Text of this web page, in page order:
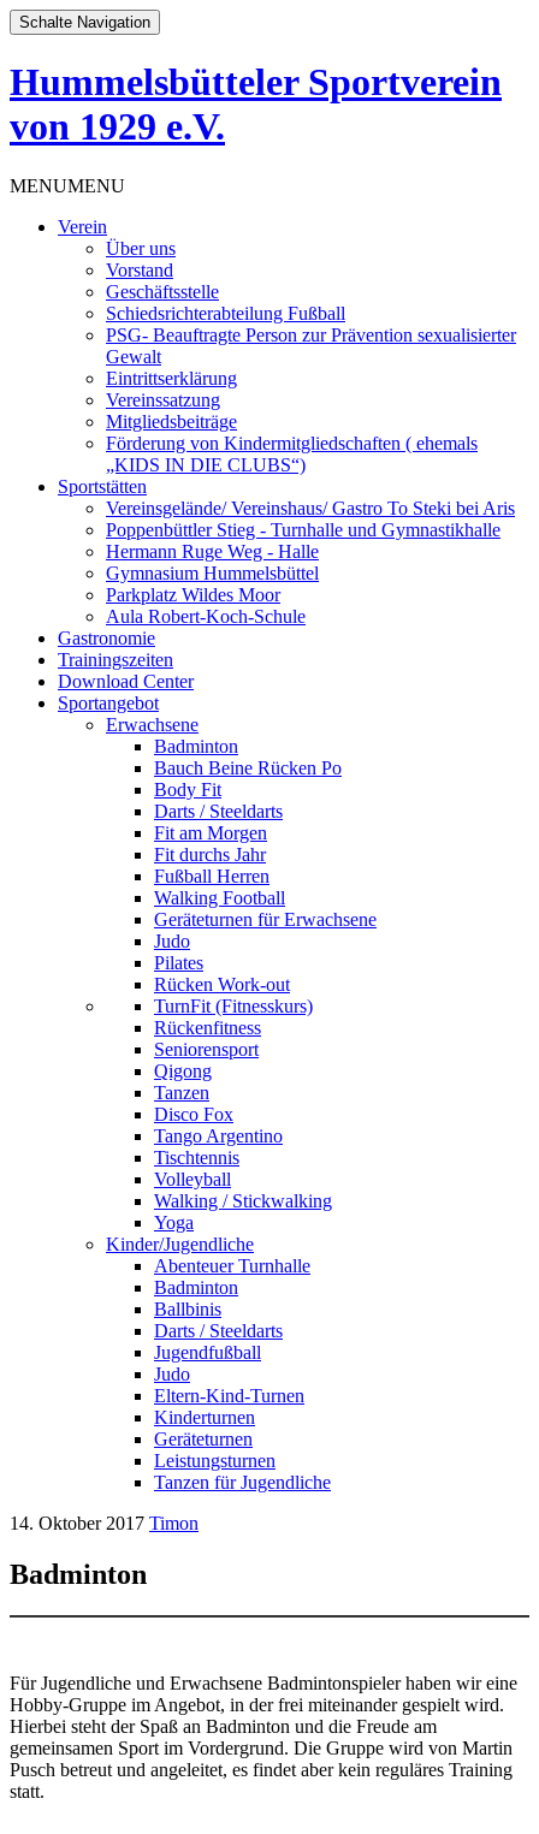
Schalte Navigation
Hummelsbütteler Sportverein
von 1929 e.V.
Zum
springen
MENUMENU
Verein
Über uns
Vorstand
Geschäftsstelle
Schiedsrichterabteilung Fußball
PSG- Beauftragte Person zur Prävention sexualisierter
Gewalt
Eintrittserklärung
Vereinssatzung
Mitgliedsbeiträge
Förderung von Kindermitgliedschaften ( ehemals
„KIDS IN DIE CLUBS“)
Sportstätten
Vereinsgelände/ Vereinshaus/ Gastro To Steki bei Aris
Poppenbüttler Stieg - Turnhalle und Gymnastikhalle
Hermann Ruge Weg - Halle
Gymnasium Hummelsbüttel
Parkplatz Wildes Moor
Aula Robert-Koch-Schule
Gastronomie
Trainingszeiten
Download Center
Sportangebot
Erwachsene
Badminton
Bauch Beine Rücken Po
Body Fit
Darts / Steeldarts
Fit am Morgen
Fit durchs Jahr
Fußball Herren
Walking Football
Geräteturnen für Erwachsene
Judo
Pilates
Rücken Work-out
TurnFit (Fitnesskurs)
Rückenfitness
Seniorensport
Qigong
Tanzen
Disco Fox
Tango Argentino
Tischtennis
Volleyball
Walking / Stickwalking
Yoga
Kinder/Jugendliche
Abenteuer Turnhalle
Badminton
Ballbinis
Darts / Steeldarts
Jugendfußball
Judo
Eltern-Kind-Turnen
Kinderturnen
Geräteturnen
Leistungsturnen
Tanzen für Jugendliche
14. Oktober 2017 Timon
Badminton
Für Jugendliche und Erwachsene Badmintonspieler haben wir eine
Hobby-Gruppe im Angebot, in der frei miteinander gespielt wird.
Hierbei steht der Spaß an Badminton und die Freude am
gemeinsamen Sport im Vordergrund. Die Gruppe wird von Martin
Pusch betreut und angeleitet, es findet aber kein reguläres Training
statt.